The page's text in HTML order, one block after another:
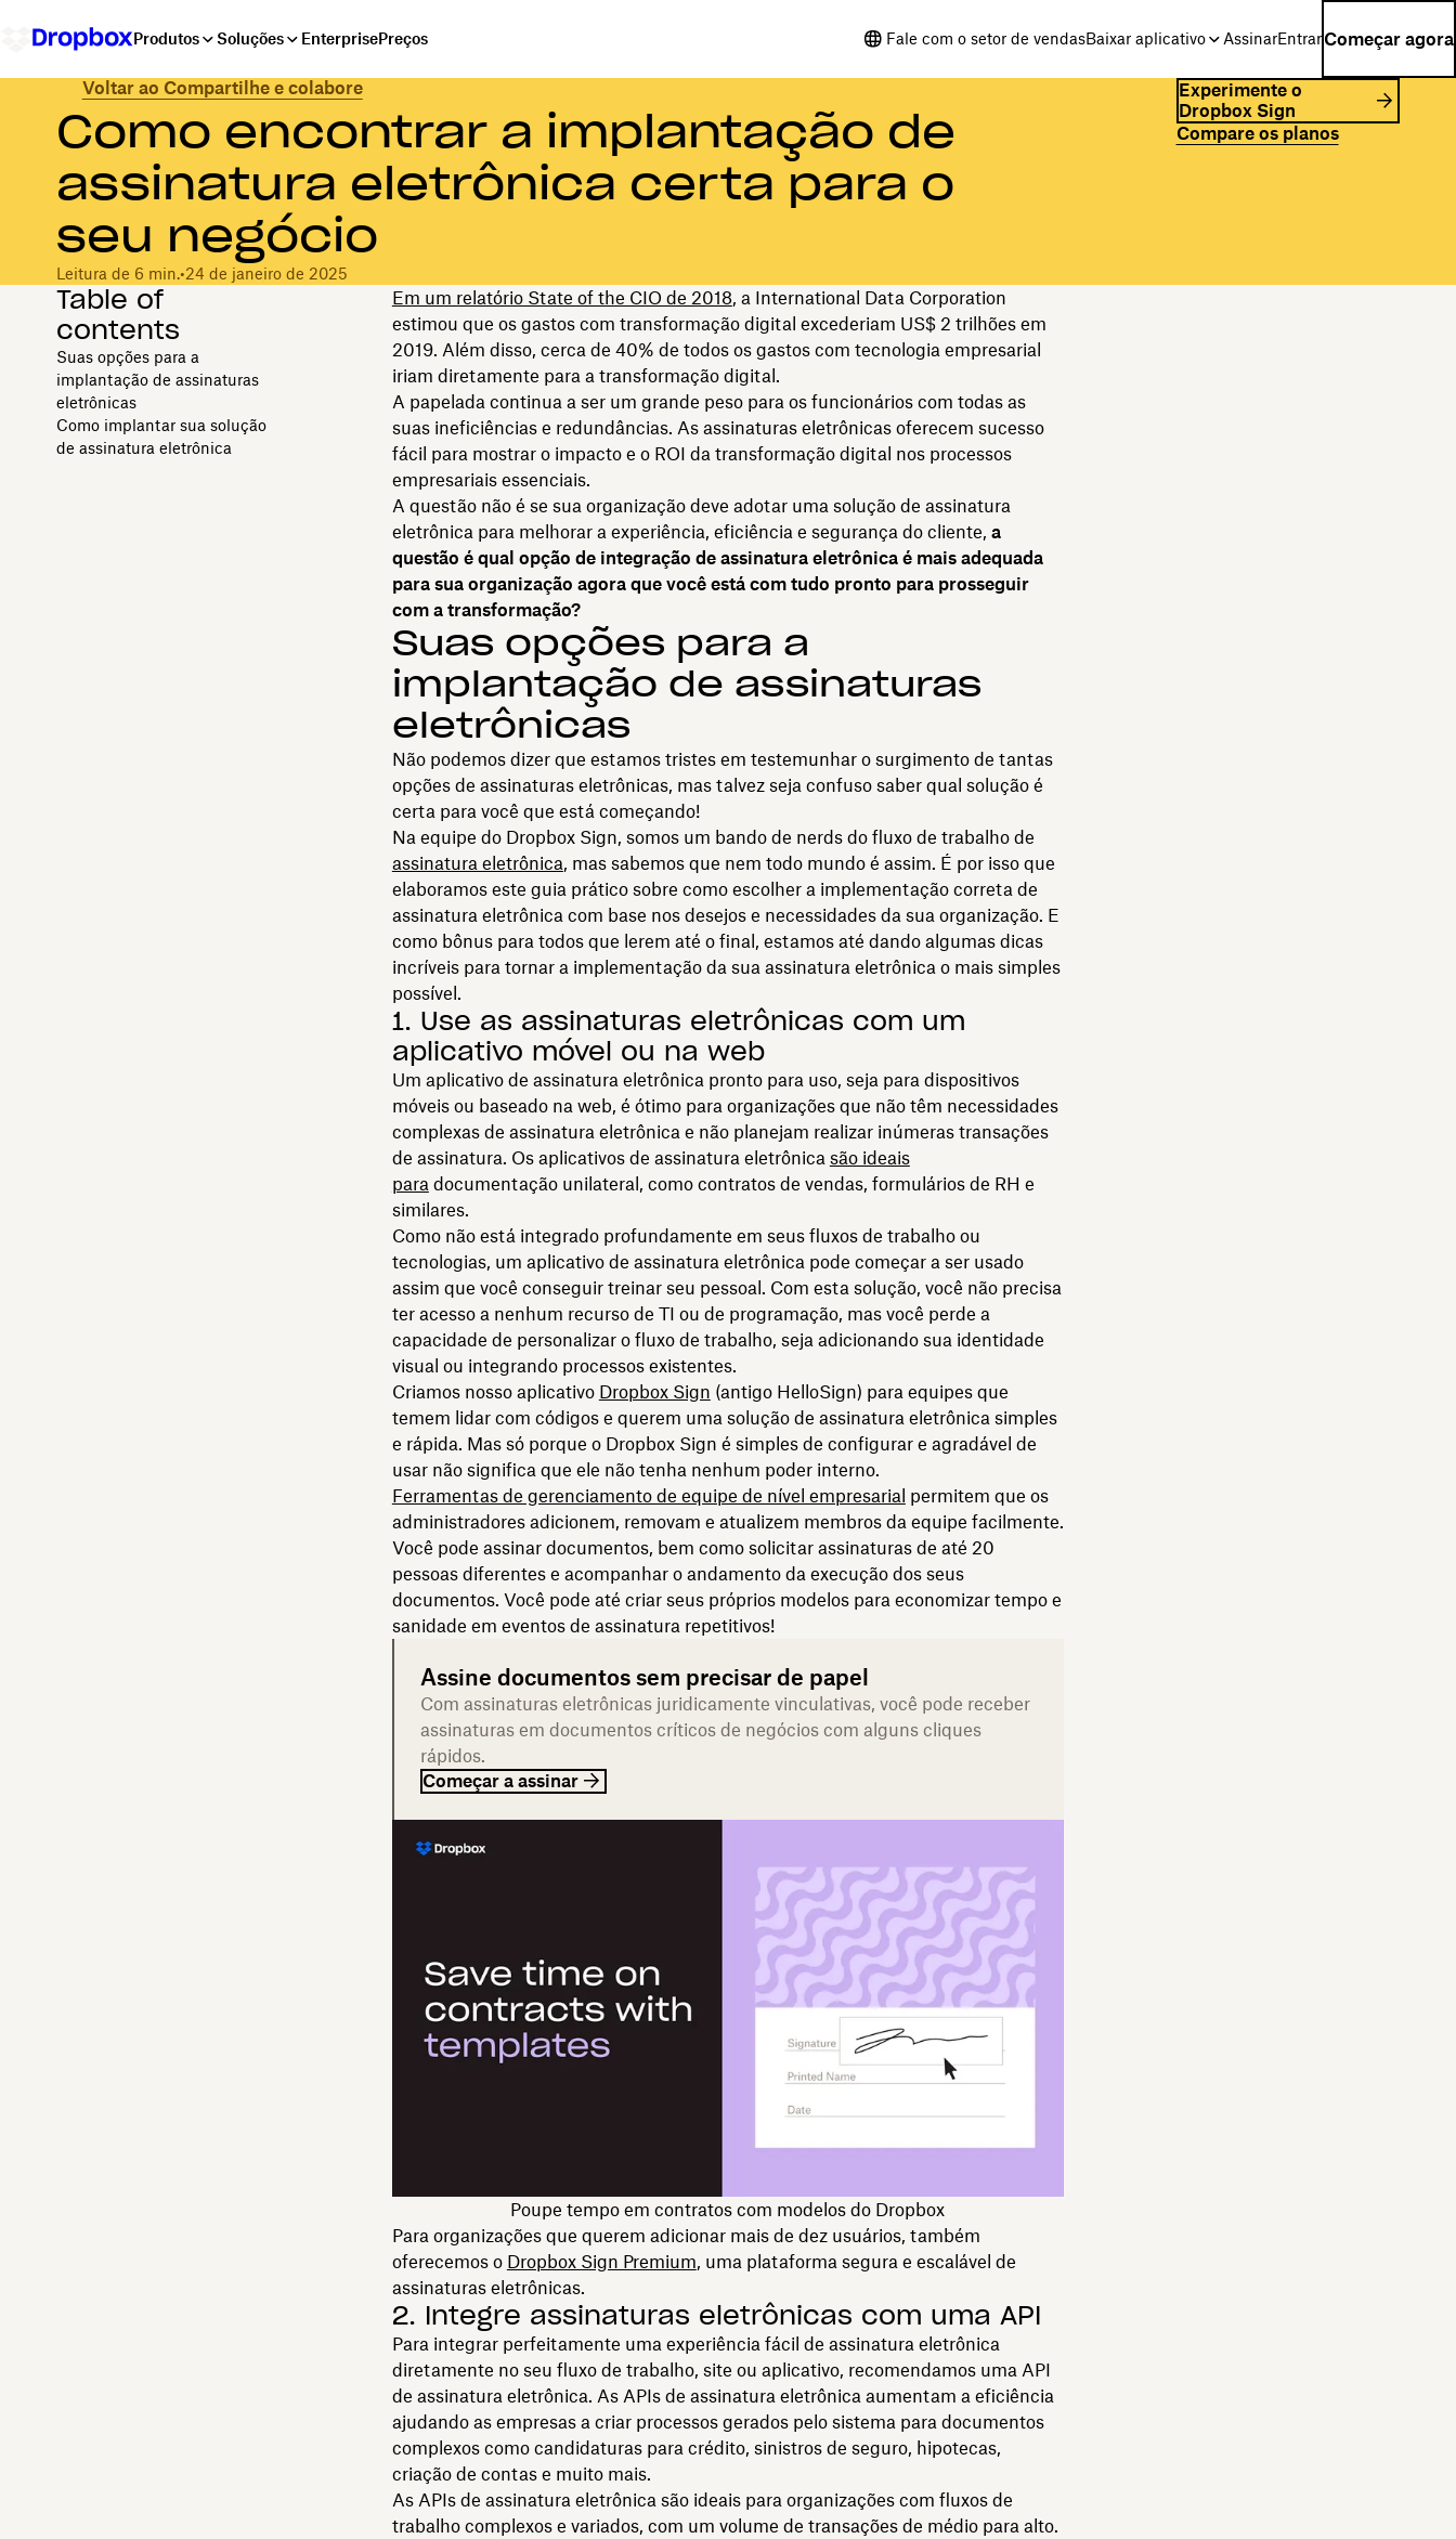
Produtos Soluções EnterprisePreços Fale com o setor de vendasBaixar aplicativo AssinarEntrarComeçar agora
Voltar ao Compartilhe e colabore
Como encontrar a implantação de
assinatura eletrônica certa para o
seu negócio
Leitura de 6 min.•24 de janeiro de 2025
Experimente o
Dropbox Sign
Compare os planos
Table of
contents
Suas opções para a
implantação de assinaturas
eletrônicas
Como implantar sua solução
de assinatura eletrônica
Em um relatório State of the CIO de 2018, a International Data Corporation
estimou que os gastos com transformação digital excederiam US$ 2 trilhões em
2019. Além disso, cerca de 40% de todos os gastos com tecnologia empresarial
iriam diretamente para a transformação digital.
A papelada continua a ser um grande peso para os funcionários com todas as
suas ineficiências e redundâncias. As assinaturas eletrônicas oferecem sucesso
fácil para mostrar o impacto e o ROI da transformação digital nos processos
empresariais essenciais.
A questão não é se sua organização deve adotar uma solução de assinatura
eletrônica para melhorar a experiência, eficiência e segurança do cliente, a
questão é qual opção de integração de assinatura eletrônica é mais adequada
para sua organização agora que você está com tudo pronto para prosseguir
com a transformação?
Suas opções para a
implantação de assinaturas
eletrônicas
Não podemos dizer que estamos tristes em testemunhar o surgimento de tantas
opções de assinaturas eletrônicas, mas talvez seja confuso saber qual solução é
certa para você que está começando!
Na equipe do Dropbox Sign, somos um bando de nerds do fluxo de trabalho de
assinatura eletrônica, mas sabemos que nem todo mundo é assim. É por isso que
elaboramos este guia prático sobre como escolher a implementação correta de
assinatura eletrônica com base nos desejos e necessidades da sua organização. E
como bônus para todos que lerem até o final, estamos até dando algumas dicas
incríveis para tornar a implementação da sua assinatura eletrônica o mais simples
possível.
1. Use as assinaturas eletrônicas com um
aplicativo móvel ou na web
Um aplicativo de assinatura eletrônica pronto para uso, seja para dispositivos
móveis ou baseado na web, é ótimo para organizações que não têm necessidades
complexas de assinatura eletrônica e não planejam realizar inúmeras transações
de assinatura. Os aplicativos de assinatura eletrônica são ideais
para documentação unilateral, como contratos de vendas, formulários de RH e
similares.
Como não está integrado profundamente em seus fluxos de trabalho ou
tecnologias, um aplicativo de assinatura eletrônica pode começar a ser usado
assim que você conseguir treinar seu pessoal. Com esta solução, você não precisa
ter acesso a nenhum recurso de TI ou de programação, mas você perde a
capacidade de personalizar o fluxo de trabalho, seja adicionando sua identidade
visual ou integrando processos existentes. ‍
Criamos nosso aplicativo Dropbox Sign (antigo HelloSign) para equipes que
temem lidar com códigos e querem uma solução de assinatura eletrônica simples
e rápida. Mas só porque o Dropbox Sign é simples de configurar e agradável de
usar não significa que ele não tenha nenhum poder interno.
Ferramentas de gerenciamento de equipe de nível empresarial permitem que os
administradores adicionem, removam e atualizem membros da equipe facilmente.
Você pode assinar documentos, bem como solicitar assinaturas de até 20
pessoas diferentes e acompanhar o andamento da execução dos seus
documentos. Você pode até criar seus próprios modelos para economizar tempo e
sanidade em eventos de assinatura repetitivos!
Assine documentos sem precisar de papel
Com assinaturas eletrônicas juridicamente vinculativas, você pode receber
assinaturas em documentos críticos de negócios com alguns cliques
rápidos.
Começar a assinar
Poupe tempo em contratos com modelos do Dropbox
Para organizações que querem adicionar mais de dez usuários, também
oferecemos o Dropbox Sign Premium, uma plataforma segura e escalável de
assinaturas eletrônicas.
2. Integre assinaturas eletrônicas com uma API
Para integrar perfeitamente uma experiência fácil de assinatura eletrônica
diretamente no seu fluxo de trabalho, site ou aplicativo, recomendamos uma API
de assinatura eletrônica. As APIs de assinatura eletrônica aumentam a eficiência
ajudando as empresas a criar processos gerados pelo sistema para documentos
complexos como candidaturas para crédito, sinistros de seguro, hipotecas,
criação de contas e muito mais.
As APIs de assinatura eletrônica são ideais para organizações com fluxos de
trabalho complexos e variados, com um volume de transações de médio para alto.